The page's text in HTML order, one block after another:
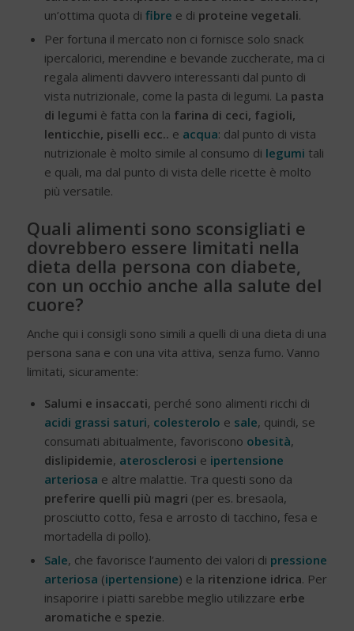
un’ottima quota di fibre e di proteine vegetali.
Per fortuna il mercato non ci fornisce solo snack
ipercalorici, merendine e bevande zuccherate, ma ci
regala alimenti davvero interessanti dal punto di
vista nutrizionale, come la pasta di legumi. La pasta
di legumi è fatta con la farina di ceci, fagioli,
lenticchie, piselli ecc.. e acqua: dal punto di vista
nutrizionale è molto simile al consumo di legumi tali
e quali, ma dal punto di vista delle ricette è molto
più versatile.
Quali alimenti sono sconsigliati e
dovrebbero essere limitati nella
dieta della persona con diabete,
con un occhio anche alla salute del
cuore?
Anche qui i consigli sono simili a quelli di una dieta di una
persona sana e con una vita attiva, senza fumo. Vanno
limitati, sicuramente:
Salumi e insaccati, perché sono alimenti ricchi di
acidi grassi saturi, colesterolo e sale, quindi, se
consumati abitualmente, favoriscono obesità,
dislipidemie, aterosclerosi e ipertensione
arteriosa e altre malattie. Tra questi sono da
preferire quelli più magri (per es. bresaola,
prosciutto cotto, fesa e arrosto di tacchino, fesa e
mortadella di pollo).
Sale, che favorisce l’aumento dei valori di pressione
arteriosa (ipertensione) e la ritenzione idrica. Per
insaporire i piatti sarebbe meglio utilizzare erbe
aromatiche e spezie.